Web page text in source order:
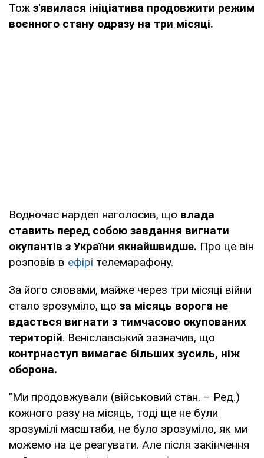
Тож з'явилася ініціатива продовжити режим
воєнного стану одразу на три місяці.
Водночас нардеп наголосив, що влада
ставить перед собою завдання вигнати
окупантів з України якнайшвидше. Про це він
розповів в ефірі телемарафону.
За його словами, майже через три місяці війни
стало зрозуміло, що за місяць ворога не
вдасться вигнати з тимчасово окупованих
територій. Веніславський зазначив, що
контрнаступ вимагає більших зусиль, ніж
оборона.
"Ми продовжували (військовий стан. – Ред.)
кожного разу на місяць, тоді ще не були
зрозумілі масштаби, не було зрозуміло, як ми
можемо на це реагувати. Але після закінчення